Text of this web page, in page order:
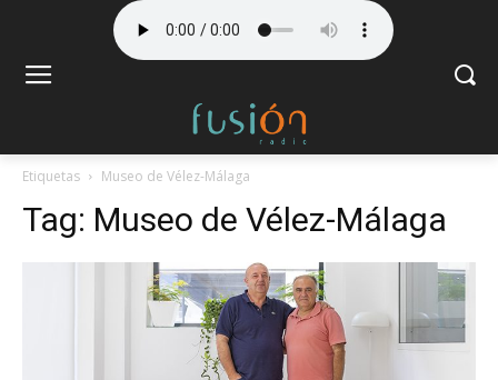
Etiquetas Museo de Vélez-Málaga
Tag: Museo de Vélez-Málaga